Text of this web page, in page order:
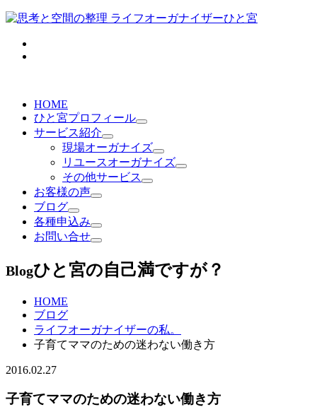
HOME
ひと宮プロフィール
サービス紹介
現場オーガナイズ
リユースオーガナイズ
その他サービス
お客様の声
ブログ
各種申込み
お問い合せ
Blogひと宮の自己満ですが？
HOME
ブログ
ライフオーガナイザーの私。
子育てママのための迷わない働き方
2016.02.27
子育てママのための迷わない働き方